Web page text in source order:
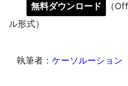
無料ダウンロード
（
ル形式）
執筆者： ケーソルーション